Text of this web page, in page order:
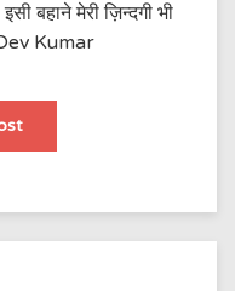
बहाने मेरी ज़िन्दगी भी
Kumar
चल
तू……